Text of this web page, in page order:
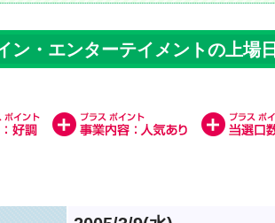
ン・エンターテイメントの上場日